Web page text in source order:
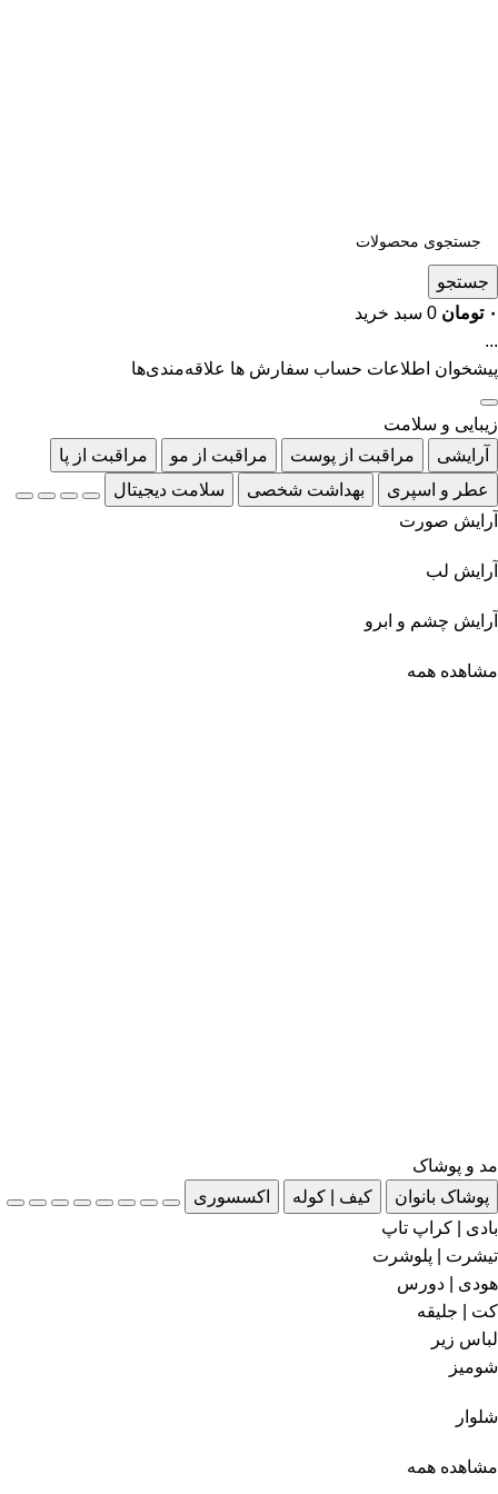
جستجو
۰ تومان 0 سبد خرید
...
پیشخوان اطلاعات حساب سفارش ها علاقه‌مندی‌ها
زیبایی و سلامت
آرایشی
مراقبت از پوست مراقبت از مو
مراقبت از پا
عطر و اسپری
بهداشت شخصی
سلامت دیجیتال
آرایش صورت
آرایش لب
آرایش چشم و ابرو
مشاهده همه
مد و پوشاک
پوشاک بانوان
کیف | کوله
اکسسوری
بادی | کراپ تاپ
تیشرت | پلوشرت
هودی | دورس
کت | جلیقه
لباس زیر
شومیز
شلوار
مشاهده همه